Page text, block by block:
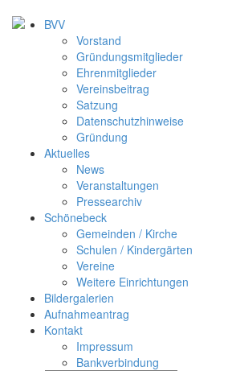
BVV
Vorstand
Gründungsmitglieder
Ehrenmitglieder
Vereinsbeitrag
Satzung
Datenschutzhinweise
Gründung
Aktuelles
News
Veranstaltungen
Pressearchiv
Schönebeck
Gemeinden / Kirche
Schulen / Kindergärten
Vereine
Weitere Einrichtungen
Bildergalerien
Aufnahmeantrag
Kontakt
Impressum
Bankverbindung